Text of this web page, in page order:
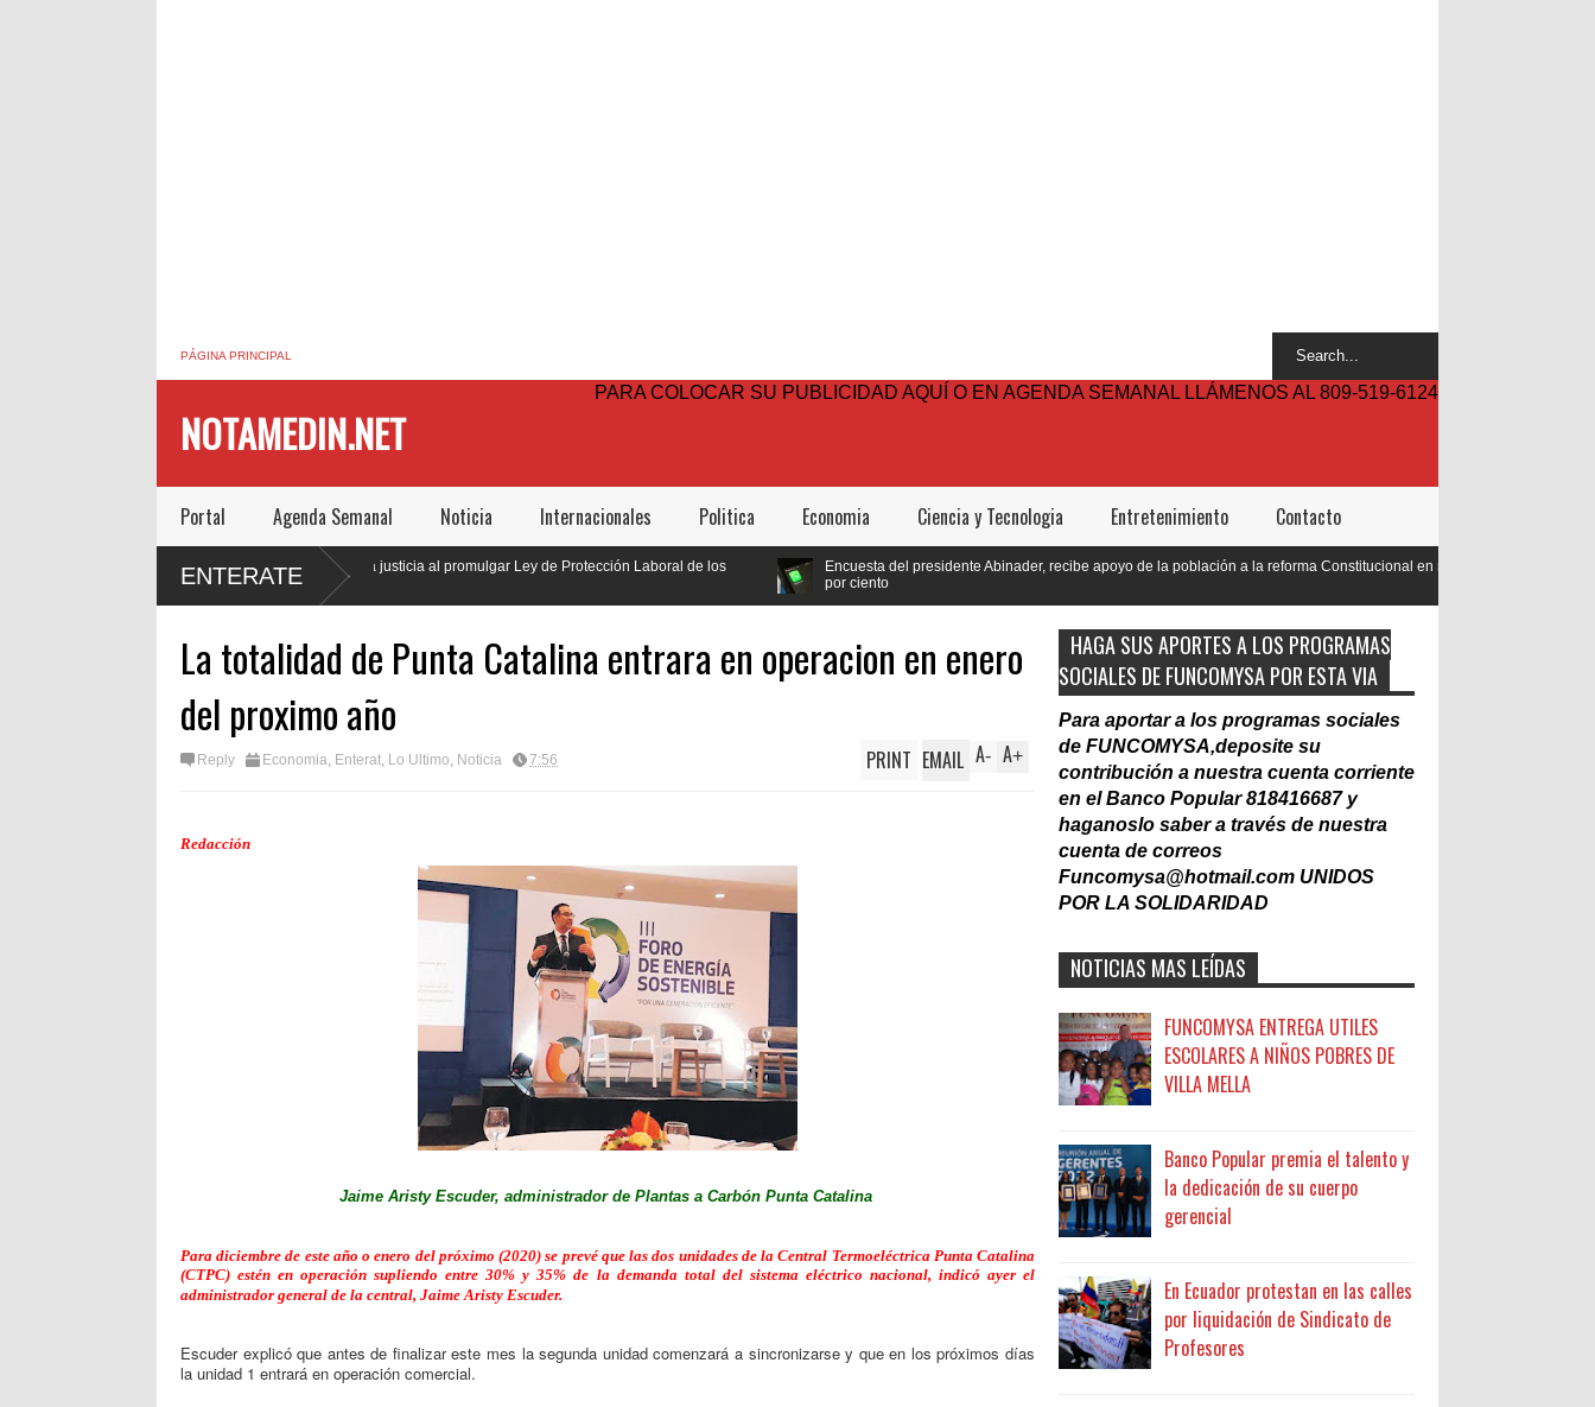
PÁGINA PRINCIPAL
NOTAMEDIN.NET
PARA COLOCAR SU PUBLICIDAD AQUÍ O EN AGENDA SEMANAL LLÁMENOS AL 809-519-6124
Portal Agenda Semanal Noticia Internacionales Politica Economia Ciencia y Tecnologia Entretenimiento Contacto
ENTERATE
El presidente Luis Abinader hará justicia al promulgar Ley de Protección Laboral de los
Encuesta del presidente Abinader, recibe apoyo de la población a la reforma Constitucional en mas de un 90
La totalidad de Punta Catalina entrara en operacion en enero
del proximo año
Reply Economia, Enterat, Lo Ultimo, Noticia 7:56 A+
A-
PRINT EMAIL
Redacción
Jaime Aristy Escuder, administrador de Plantas a Carbón Punta Catalina
Para diciembre de este año o enero del próximo (2020) se prevé que las dos unidades de la Central Termoeléctrica Punta Catalina
(CTPC) estén en operación supliendo entre 30% y 35% de la demanda total del sistema eléctrico nacional, indicó ayer el
administrador general de la central, Jaime Aristy Escuder.
Escuder explicó que antes de finalizar este mes la segunda unidad comenzará a sincronizarse y que en los próximos días
la unidad 1 entrará en operación comercial.
HAGA SUS APORTES A LOS PROGRAMAS
SOCIALES DE FUNCOMYSA POR ESTA VIA
Para aportar a los programas sociales
de FUNCOMYSA,deposite su
contribución a nuestra cuenta corriente
en el Banco Popular 818416687 y
haganoslo saber a través de nuestra
cuenta de correos
Funcomysa@hotmail.com UNIDOS
POR LA SOLIDARIDAD
NOTICIAS MAS LEÍDAS
FUNCOMYSA ENTREGA UTILES
ESCOLARES A NIÑOS POBRES DE
VILLA MELLA
Banco Popular premia el talento y
la dedicación de su cuerpo
gerencial
En Ecuador protestan en las calles
por liquidación de Sindicato de
Profesores